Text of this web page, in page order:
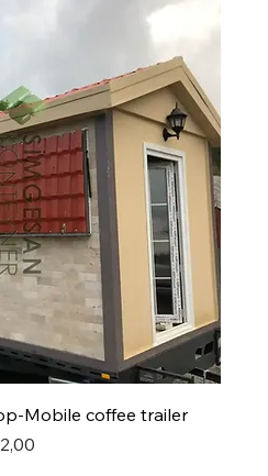
Mobile coffee trailer